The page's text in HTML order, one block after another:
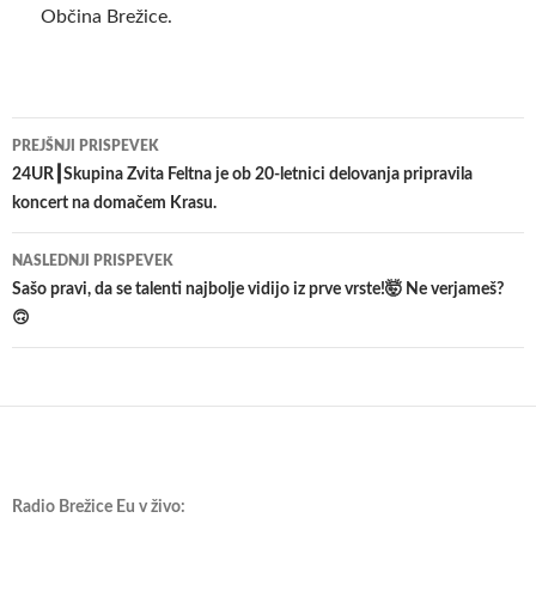
Občina Brežice.
Krmarjenje
po
PREJŠNJI PRISPEVEK
24UR┃Skupina Zvita Feltna je ob 20-letnici delovanja pripravila
koncert na domačem Krasu.
NASLEDNJI PRISPEVEK
Sašo pravi, da se talenti najbolje vidijo iz prve vrste!🤯 Ne verjameš?
🙃
Radio Brežice Eu v živo: